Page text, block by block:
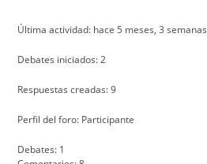
Última actividad: hace 5 meses, 3 semanas
Debates iniciados: 2
Respuestas creadas: 9
Perfil del foro: Participante
Debates: 1